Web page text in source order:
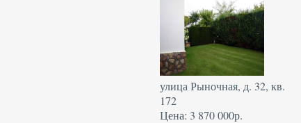
улица Рыночная, д. 32, кв.
172
Цена: 3 870 000р.